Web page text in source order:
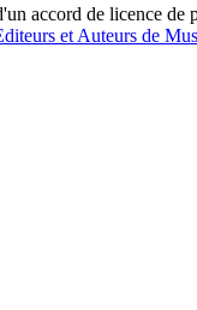
accord de licence de
et Auteurs de